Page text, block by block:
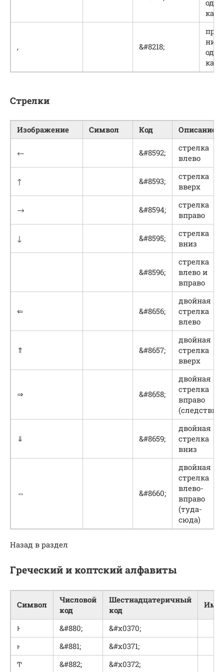
‚ &#8218;
Стрелки
Изображение Символ Код Описание
← &#8592;
стрелка
влево
↑ &#8593;
стрелка
вверх
→ &#8594;
стрелка
вправо
↓ &#8595;
стрелка
вниз
&#8596;
стрелка
влево и
вправо
⇐ &#8656;
двойная
стрелка
влево
⇑ &#8657;
двойная
стрелка
вверх
⇒ &#8658;
двойная
стрелка
вправо
(следствие)
⇓ &#8659;
двойная
стрелка
вниз
⇔ &#8660;
двойная
стрелка
влево-
вправо
(туда-
сюда)
Назад в раздел
Греческий и коптский алфавиты
Символ
Числовой
код
Шестнадцатеричный
код
Имя
Ͱ &#880;
&#x0370;
ͱ
&#881;
&#x0371;
Ͳ
&#882; &#x0372;